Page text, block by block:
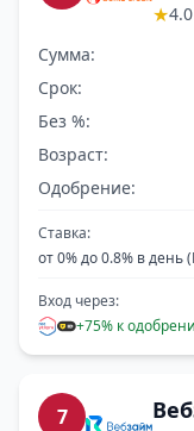
★4.0
Сумма:
Срок:
Без %:
Возраст:
Одобрение:
Ставка:
от 0% до 0.8% в день
Вход через:
+75% к
7